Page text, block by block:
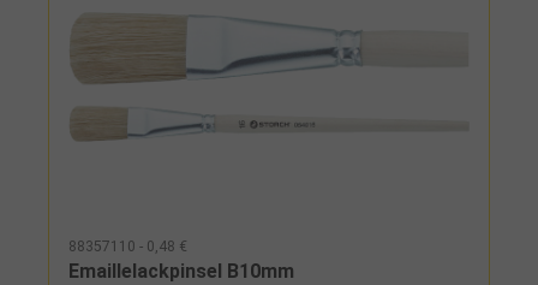
88357110 - 0,48 €
Emaillelackpinsel B10mm